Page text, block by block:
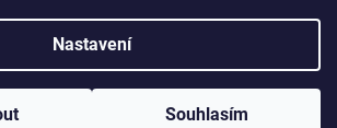
Nastavení
Souhlasím
Vytvořil Shoptet